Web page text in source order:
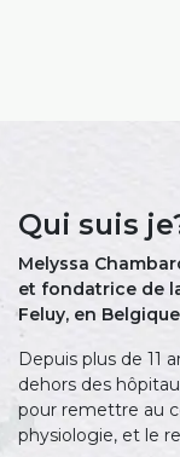
Qui suis
Melyssa
et fondatrice de
Feluy, en
Depuis plus de 11
dehors des
pour remettre au
physiologie, et le